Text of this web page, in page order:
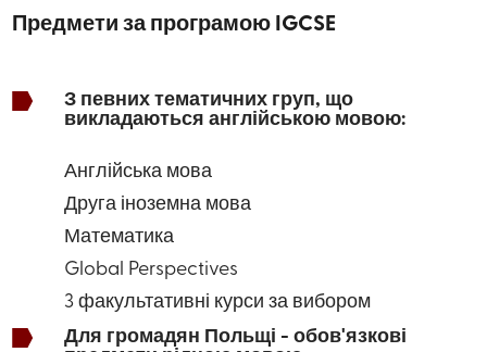
Предмети за програмою IGCSE
З певних тематичних груп, що
викладаються англійською мовою:
Англійська мова
Друга іноземна мова
Математика
Global Perspectives
3 факультативні курси за вибором
Для громадян Польщі - обов'язкові